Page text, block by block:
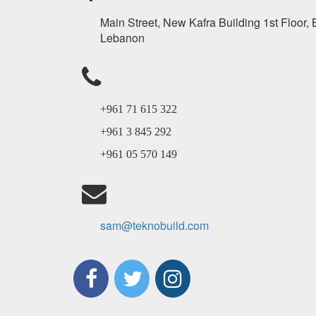
Main Street, New Kafra Building 1st Floor,
Lebanon
+961 71 615 322
+961 3 845 292
+961 05 570 149
sam@teknobuild.com